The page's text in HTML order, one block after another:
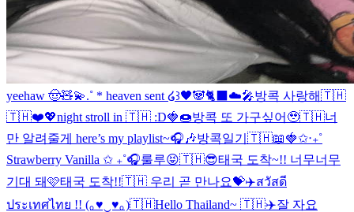
yeehaw 🤠🧸💫.˚ * heaven sent ໒꒱🖤🐼🐈‍⬛☁️🎤방콕 사랑해🇹🇭
🇹🇭❤️💖night stroll in 🇹🇭 :D🍓🍩방콕 또 가구싶어🥹🇹🇭너
만 알려줄게 here’s my playlist~🎧🎶방콕일기🇹🇭📖🍓✩‧₊˚
Strawberry Vanilla ✩ ₊˚🎧룰루😝🇹🇭😎태국 도착~!! 너무너무
기대 돼🩷태국 도착!!🇹🇭 우리 곧 만나요💝✈️สวัสดี
ประเทศไทย !! (｡♥‿♥｡)🇹🇭Hello Thailand~ 🇹🇭✈️잘 자요